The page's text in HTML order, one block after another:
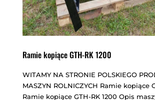
Ramie kopiące GTH-RK 1200
WITAMY NA STRONIE POLSKIEGO
MASZYN ROLNICZYCH Ramie kopiące
Ramie kopiące GTH-RK 1200 Opis